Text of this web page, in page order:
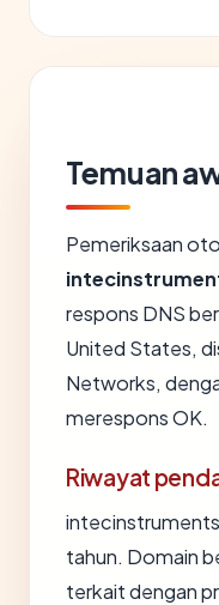
Temuan
Pemeriksaan
respons DNS
United States,
Networks,
merespons OK.
Riwayat
tahun. Domain
terkait dengan